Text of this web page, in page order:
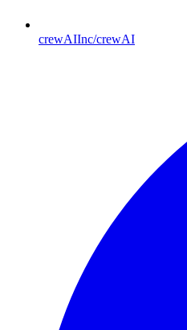
crewAIInc/crewAI